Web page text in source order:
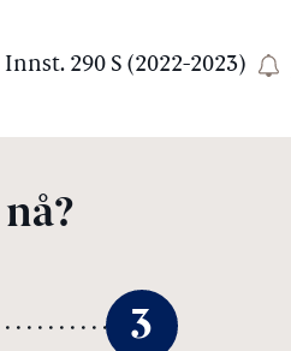
290 S (2022-2023)
3